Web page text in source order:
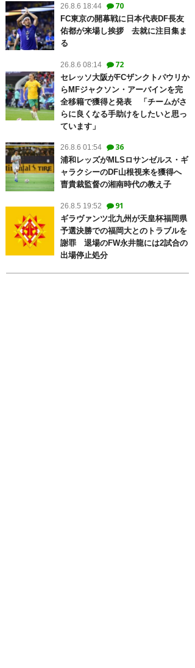
26.8.6 18:44 70
FC東京の開幕戦に日本代表DF長友
佑都が来場し挨拶 去就に注目集ま
る
26.8.6 08:14 72
セレッソ大阪がFCザンクトパウリか
らMFジャクソン・アーバインを完
全移籍で獲得と発表 「チームがさ
らに良くなる手助けをしたいと思っ
ています」
26.8.6 01:54 36
浦和レッズがMLSロサンゼルス・ギ
ャラクシーのDF山根視来を獲得へ
曺貴裁監督の湘南時代の教え子
26.8.5 19:52 91
ギラヴァンツ北九州が天皇杯福岡県
予選決勝での福岡大とのトラブルを
謝罪 退場のFW永井龍には2試合の
出場停止処分